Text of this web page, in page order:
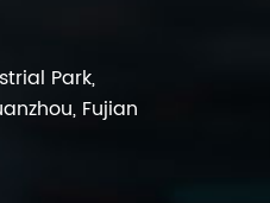
verwendet.
Park,
Fujian